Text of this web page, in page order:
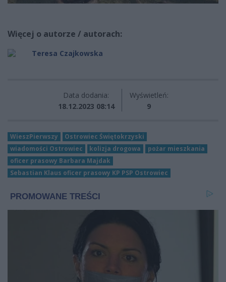
Więcej o autorze / autorach:
Teresa Czajkowska
Data dodania:
18.12.2023 08:14
Wyświetleń:
9
WieszPierwszy
Ostrowiec Świętokrzyski
wiadomości Ostrowiec
kolizja drogowa
pożar mieszkania
oficer prasowy Barbara Majdak
Sebastian Klaus oficer prasowy KP PSP Ostrowiec